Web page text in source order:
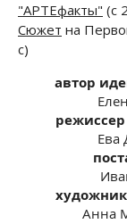
"АРТЕфакты" (с
Сюжет на
с)
автор
Ева
Анна